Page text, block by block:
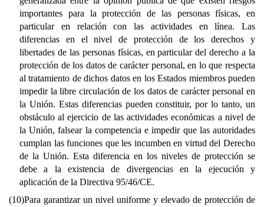
importantes para la protección de las personas físicas, en
particular en relación con las actividades en línea. Las
diferencias en el nivel de protección de los derechos y
libertades de las personas físicas, en particular del derecho a la
protección de los datos de carácter personal, en lo que respecta
al tratamiento de dichos datos en los Estados miembros pueden
impedir la libre circulación de los datos de carácter personal en
la Unión. Estas diferencias pueden constituir, por lo tanto, un
obstáculo al ejercicio de las actividades económicas a nivel de
la Unión, falsear la competencia e impedir que las autoridades
cumplan las funciones que les incumben en virtud del Derecho
de la Unión. Esta diferencia en los niveles de protección se
debe a la existencia de divergencias en la ejecución y
aplicación de la Directiva 95/46/CE.
(10)Para garantizar un nivel uniforme y elevado de protección de